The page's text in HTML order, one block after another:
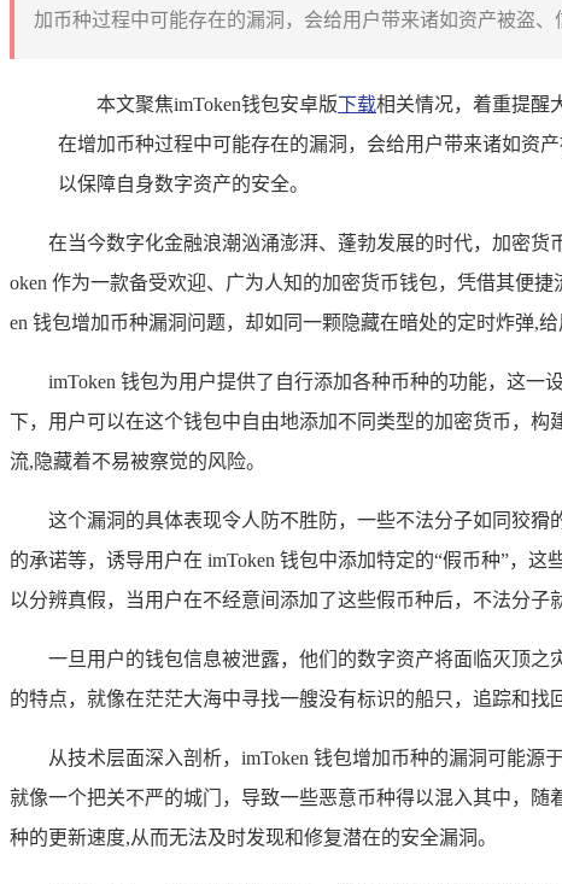
加币种过程中可能存在的漏洞，会给用户带来诸如资产被盗
本文聚焦imToken钱包安卓版下载相关情况，着重提醒
在增加币种过程中可能存在的漏洞，会给用户带来诸如资
以保障自身数字资产的安全。
在当今数字化金融浪潮汹涌澎湃、蓬勃发展的时代，加密
oken 作为一款备受欢迎、广为人知的加密货币钱包，凭借其便
en 钱包增加币种漏洞问题，却如同一颗隐藏在暗处的定时炸弹,
imToken 钱包为用户提供了自行添加各种币种的功能，这
下，用户可以在这个钱包中自由地添加不同类型的加密货币，
流,隐藏着不易被察觉的风险。
这个漏洞的具体表现令人防不胜防，一些不法分子如同狡
的承诺等，诱导用户在 imToken 钱包中添加特定的“假币种”，
以分辨真假，当用户在不经意间添加了这些假币种后，不法分
一旦用户的钱包信息被泄露，他们的数字资产将面临灭顶
的特点，就像在茫茫大海中寻找一艘没有标识的船只，追踪和
从技术层面深入剖析，imToken 钱包增加币种的漏洞可能
就像一个把关不严的城门，导致一些恶意币种得以混入其中，
种的更新速度,从而无法及时发现和修复潜在的安全漏洞。